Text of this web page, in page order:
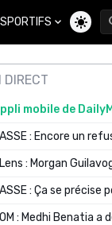
DIRECT
mobile de
: Encore un
: Morgan
: Ça se précise
: Medhi Benatia